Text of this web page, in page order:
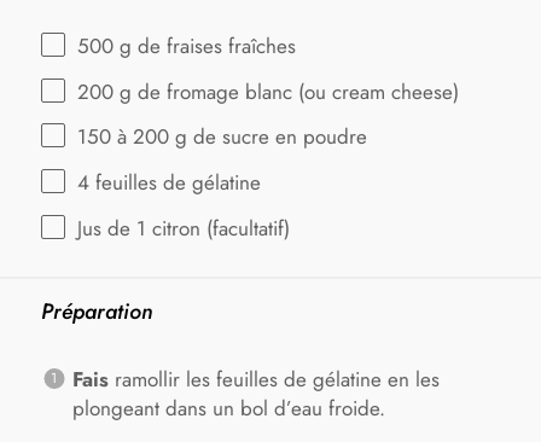
500 g de fraises fraîches
200 g de fromage blanc (ou cream cheese)
150 à 200 g de sucre en poudre
4 feuilles de gélatine
Jus de 1 citron (facultatif)
Préparation
Faisramollir les feuilles de gélatine en les
plongeant dans un bol d’eau froide.